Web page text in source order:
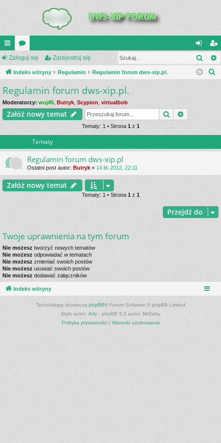
UI
C
K
_L
IN
or
a
al
og
ar
ej
Zaloguj się Zarejestruj się
Indeks witryny Regulamin Regulamin forum dws-xip.pl.
Regulamin forum dws-xip.pl.
Moderatorzy: woj45 Butryk Scypion virtualbob
Załóż nowy temat Szukaj
Tematy: 1 • Strona 1 z 1
Tematy
Regulamin forum dws-xip.pl
Ostatni post autor: Butryk « 14 lis 2012, 22:11
Załóż nowy temat
Tematy: 1 • Strona 1z 1
Przejdź do
Twoje uprawnienia na tym forum
Nie możesz tworzyć nowych tematów
Nie możesz odpowiadać w tematach
Nie możesz zmieniać swoich postów
Nie możesz usuwać swoich postów
Nie możesz dodawać załączników
Indeks witryny
Technologię dostarcza phpBB® Forum Software © phpBB Limited
Style autor: Arty - phpBB 3.3 autor: MrGaby
Polityka prywatności| Warunki użytkowania